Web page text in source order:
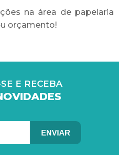
na área de papelaria
orçamento!
E RECEBA
ENVIAR